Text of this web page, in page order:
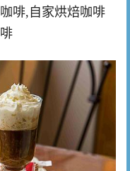
啡,自家烘焙咖啡